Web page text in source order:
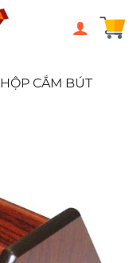
HỘP CẮM BÚT